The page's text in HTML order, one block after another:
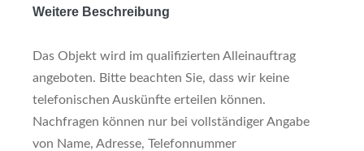
Weitere Beschreibung
Das Objekt wird im qualifizierten Alleinauftrag
angeboten. Bitte beachten Sie, dass wir keine
telefonischen Auskünfte erteilen können.
Nachfragen können nur bei vollständiger Angabe
von Name, Adresse, Telefonnummer